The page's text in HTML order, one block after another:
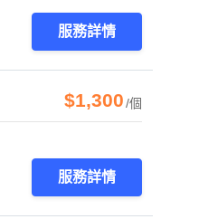
服務詳情
$1,300/個
服務詳情